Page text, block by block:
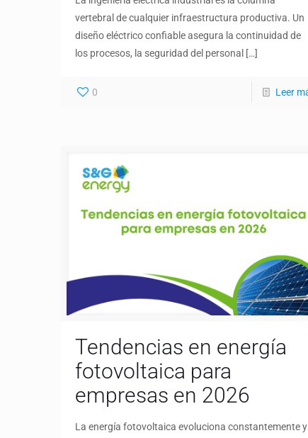
vertebral de cualquier infraestructura productiva. Un
diseño eléctrico confiable asegura la continuidad de
los procesos, la seguridad del personal […]
0 Leer
Tendencias en energía
fotovoltaica para
empresas en 2026
La energía fotovoltaica evoluciona constantemente y